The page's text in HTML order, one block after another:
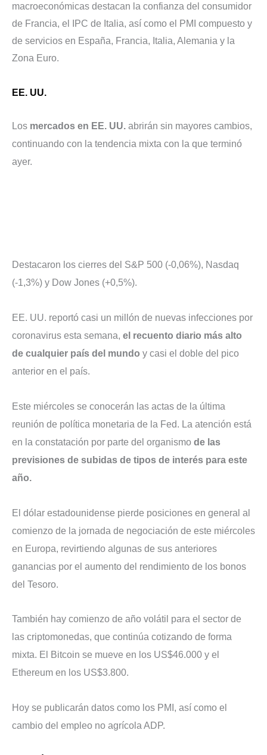
macroeconómicas destacan la confianza del consumidor
de Francia, el IPC de Italia, así como el PMI compuesto y
de servicios en España, Francia, Italia, Alemania y la
Zona Euro.
EE. UU.
Los mercados en EE. UU. abrirán sin mayores cambios,
continuando con la tendencia mixta con la que terminó
ayer.
Destacaron los cierres del S&P 500 (-0,06%), Nasdaq
(-1,3%) y Dow Jones (+0,5%).
EE. UU. reportó casi un millón de nuevas infecciones por
coronavirus esta semana, el recuento diario más alto
de cualquier país del mundo y casi el doble del pico
anterior en el país.
Este miércoles se conocerán las actas de la última
reunión de política monetaria de la Fed. La atención está
en la constatación por parte del organismo de las
previsiones de subidas de tipos de interés para este
año.
El dólar estadounidense pierde posiciones en general al
comienzo de la jornada de negociación de este miércoles
en Europa, revirtiendo algunas de sus anteriores
ganancias por el aumento del rendimiento de los bonos
del Tesoro.
También hay comienzo de año volátil para el sector de
las criptomonedas, que continúa cotizando de forma
mixta. El Bitcoin se mueve en los US$46.000 y el
Ethereum en los US$3.800.
Hoy se publicarán datos como los PMI, así como el
cambio del empleo no agrícola ADP.